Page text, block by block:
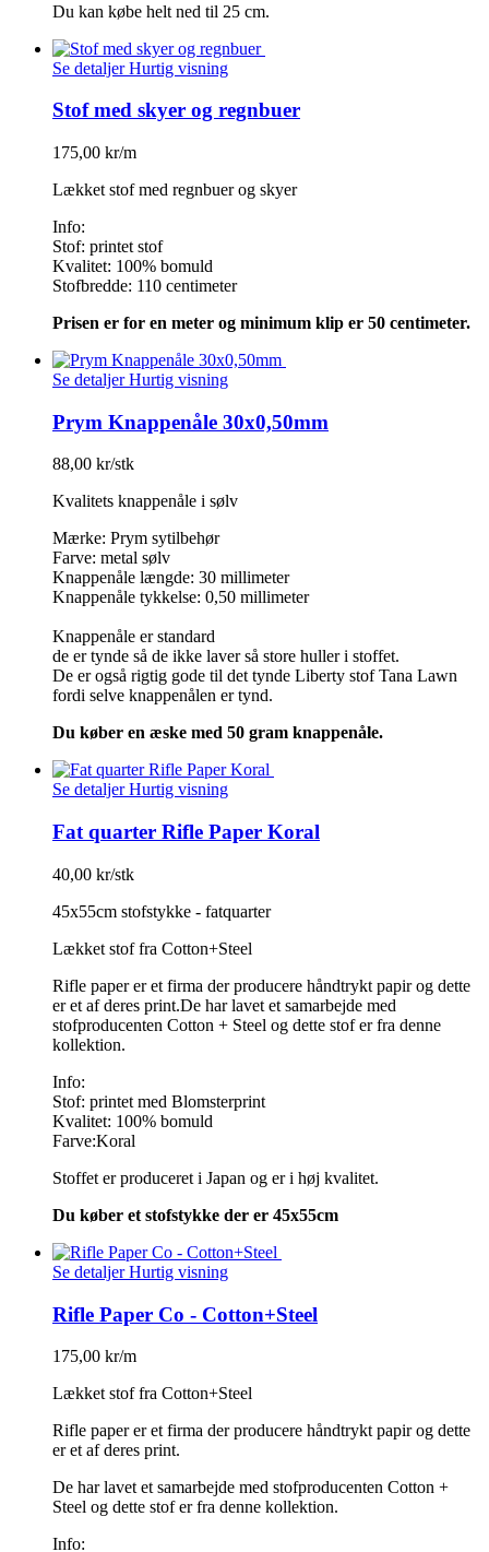
Du kan købe helt ned til 25 cm.
Se detaljerHurtig visning
Stof med skyer og regnbuer
175,00 kr/m
Lækket stof med regnbuer og skyer
Info:
Stof: printet stof
Kvalitet: 100% bomuld
Stofbredde: 110 centimeter
Prisen er for en meter og minimum klip er 50 centimeter.
Se detaljerHurtig visning
Prym Knappenåle 30x0,50mm
88,00 kr/stk
Kvalitets knappenåle i sølv
Mærke: Prym sytilbehør
Farve: metal sølv
Knappenåle længde: 30 millimeter
Knappenåle tykkelse: 0,50 millimeter
Knappenåle er standard
de er tynde så de ikke laver så store huller i stoffet.
De er også rigtig gode til det tynde Liberty stof Tana Lawn
fordi selve knappenålen er tynd.
Du køber en æske med 50 gram knappenåle.
Se detaljerHurtig visning
Fat quarter Rifle Paper Koral
40,00 kr/stk
45x55cm stofstykke - fatquarter
Lækket stof fra Cotton+Steel
Rifle paper er et firma der producere håndtrykt papir og dette
er et af deres print.De har lavet et samarbejde med
stofproducenten Cotton + Steel og dette stof er fra denne
kollektion.
Info:
Stof: printet med Blomsterprint
Kvalitet: 100% bomuld
Farve:Koral
Stoffet er produceret i Japan og er i høj kvalitet.
Du køber et stofstykke der er 45x55cm
Se detaljerHurtig visning
Rifle Paper Co - Cotton+Steel
175,00 kr/m
Lækket stof fra Cotton+Steel
Rifle paper er et firma der producere håndtrykt papir og dette
er et af deres print.
De har lavet et samarbejde med stofproducenten Cotton +
Steel og dette stof er fra denne kollektion.
Info: